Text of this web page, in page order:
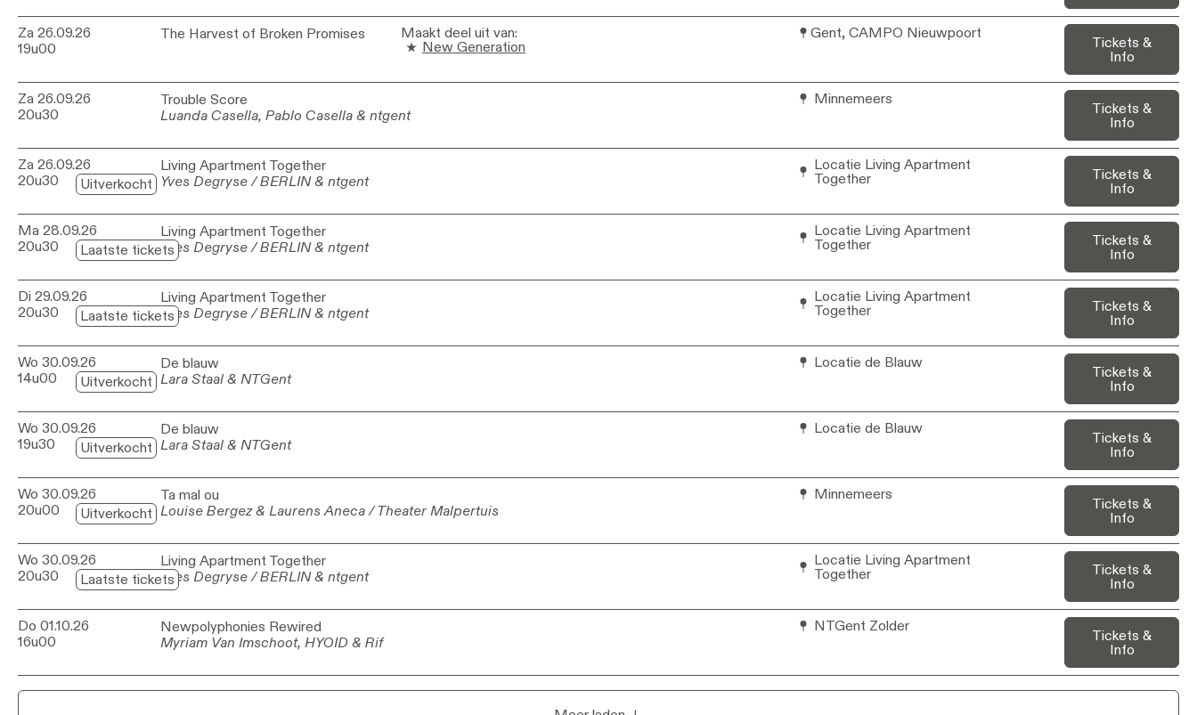
Za 26.09.26
19u00
The Harvest of Broken Promises
The Harvest of Broken Promises Gent, CAMPO Nieuwpoort
Maakt deel uit van:
New Generation
Tickets &
Info
Za 26.09.26
20u30
Trouble Score
Trouble Score
Luanda Casella, Pablo Casella & ntgent
Luanda Casella, Pablo Casella & ntgent
Minnemeers
Tickets &
Info
Za 26.09.26
20u30
Living Apartment Together
Living Apartment Together
Yves Degryse / BERLIN & ntgent
Yves Degryse / BERLIN & ntgent
Locatie Living Apartment
Together
Uitverkocht
Tickets &
Info
Ma 28.09.26
20u30
Living Apartment Together
Living Apartment Together
Yves Degryse / BERLIN & ntgent
Yves Degryse / BERLIN & ntgent
Locatie Living Apartment
Together
Laatste tickets
Tickets &
Info
Di 29.09.26
20u30
Living Apartment Together
Living Apartment Together
Yves Degryse / BERLIN & ntgent
Yves Degryse / BERLIN & ntgent
Locatie Living Apartment
Together
Laatste tickets
Tickets &
Info
Wo 30.09.26
14u00
De blauw
De blauw
Lara Staal & NTGent
Lara Staal & NTGent
Locatie de Blauw
Uitverkocht
Tickets &
Info
Wo 30.09.26
19u30
De blauw
De blauw
Lara Staal & NTGent
Lara Staal & NTGent
Locatie de Blauw
Uitverkocht
Tickets &
Info
Wo 30.09.26
20u00
Ta mal ou
Ta mal ou
Louise Bergez & Laurens Aneca / Theater Malpertuis
Louise Bergez & Laurens Aneca / Theater Malpertuis
Minnemeers
Uitverkocht
Tickets &
Info
Wo 30.09.26
20u30
Living Apartment Together
Living Apartment Together
Yves Degryse / BERLIN & ntgent
Yves Degryse / BERLIN & ntgent
Locatie Living Apartment
Together
Laatste tickets
Tickets &
Info
Do 01.10.26
16u00
Newpolyphonies Rewired
Newpolyphonies Rewired
Myriam Van Imschoot, HYOID & Rif
Myriam Van Imschoot, HYOID & Rif
NTGent Zolder
Tickets &
Info